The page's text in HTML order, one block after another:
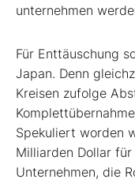
unternehmen
Für Enttäuschung
Japan. Denn
Kreisen zufolge
Spekuliert worden
Milliarden Dollar
Unternehmen, die